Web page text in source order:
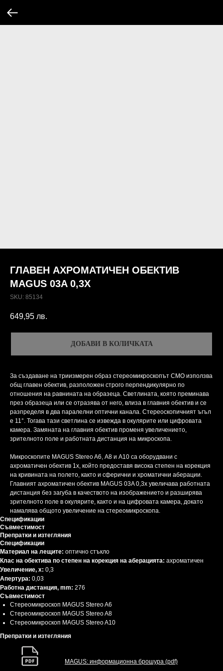
ГЛАВЕН АХРОМАТИЧЕН ОБЕКТИВ
MAGUS 03A 0,3X
SKU: 85134
649,95 лв.
ДОБАВИ В КОЛИЧКАТА
За създаване на триизмерен образ стереомикроскопът CMO използва
общ главен обектив, разположен строго перпендикулярно по
отношения на равнината на образеца. Светлината, която преминава
през образеца или се отразява от него, влиза в главния обектив и се
разпределя в два паралелни оптични канала. Стереоскопичният ъгъл
е 11°. Тогава тази светлина се извежда в окулярите или цифровата
камера. Замяната на главния обектив променя увеличението,
зрителното поле и работната дистанция на микроскопа.
Микроскопите MAGUS Stereo A6, А8 и А10 са оборудвани с
ахроматичен обектив 1x, който предоставя висока степен на корекция
на кривината на полето, както и сферични и хроматични аберации.
Главният ахроматичен обектив MAGUS 03A 0,3x увеличава работната
дистанция без загуба в качеството на изображението и разширява
зрителното поле в окулярите, както и на цифровата камера, докато
намалява общото увеличение на стереомикроскопа.
Спецификации
Съвместимост
Препратки и изтегляния
Спецификации
Материал на лещите: оптично стъкло
Клас на обектива по степен на корекция на аберацията: ахроматичен
Увеличение, x: 0,3
Апертура: 0,03
Работна дистанция, mm: 276
Съвместимост
Стереомикроскоп MAGUS Stereo A6
Стереомикроскоп MAGUS Stereo A8
Стереомикроскоп MAGUS Stereo A10
Препратки и изтегляния
MAGUS: информационна брошура (pdf)